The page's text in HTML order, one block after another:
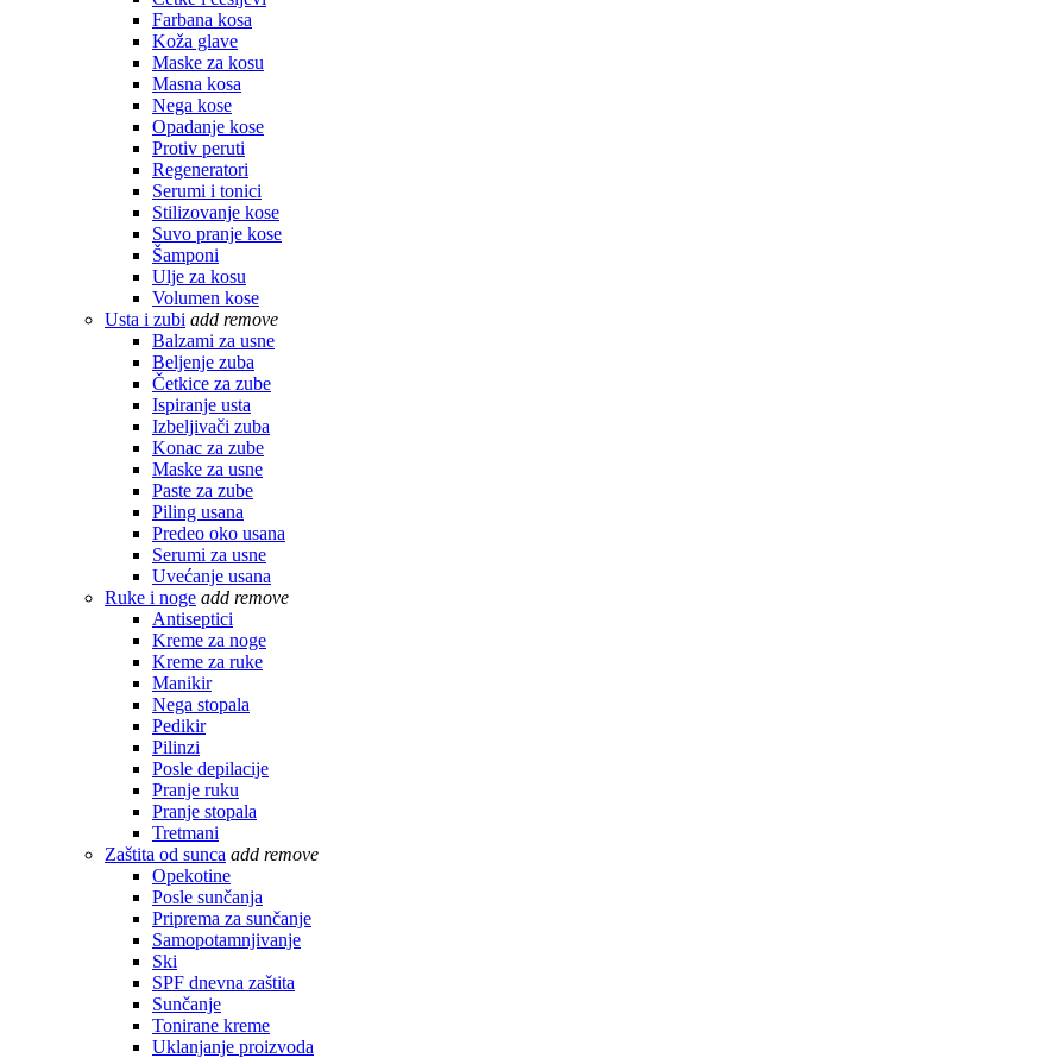
Farbana kosa
Koža glave
Maske za kosu
Masna kosa
Nega kose
Opadanje kose
Protiv peruti
Regeneratori
Serumi i tonici
Stilizovanje kose
Suvo pranje kose
Šamponi
Ulje za kosu
Volumen kose
Usta i zubi add remove
Balzami za usne
Beljenje zuba
Četkice za zube
Ispiranje usta
Izbeljivači zuba
Konac za zube
Maske za usne
Paste za zube
Piling usana
Predeo oko usana
Serumi za usne
Uvećanje usana
Ruke i noge add remove
Antiseptici
Kreme za noge
Kreme za ruke
Manikir
Nega stopala
Pedikir
Pilinzi
Posle depilacije
Pranje ruku
Pranje stopala
Tretmani
Zaštita od sunca add remove
Opekotine
Posle sunčanja
Priprema za sunčanje
Samopotamnjivanje
Ski
SPF dnevna zaštita
Sunčanje
Tonirane kreme
Uklanjanje proizvoda